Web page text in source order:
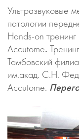
Ультразвуковые
патологии
Hands-on
Accutome.
Тамбовский
им.акад. С.Н.
Accutome.